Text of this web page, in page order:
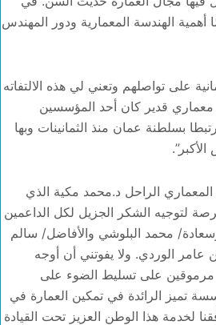
أهمية الهندسة المعمارية ودور المهندس
على تواصلهم وتعني لي هذه الالتفاته
قدير كان أحد المؤسسين
بسلطنة عمان منذ الثمانينات وبها
الراحل د.محمد مكية الذي
لتوجيه الشكر الجزيل لكل الداعمين
محمد البلوشي والأفاضل/ سالم
الوردي. ولا يفوتني أن أوجه
مرموقين على تسليط الضوء على
تميز الرائدة في تمكين العمارة في
لخدمة هذا الوطن العزيز تحت القيادة